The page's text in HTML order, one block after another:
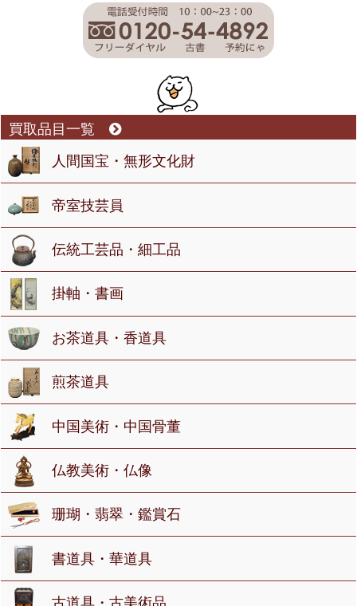
買取品目一覧
人間国宝・無形文化財
帝室技芸員
伝統工芸品・細工品
掛軸・書画
お茶道具・香道具
煎茶道具
中国美術・中国骨董
仏教美術・仏像
珊瑚・翡翠・鑑賞石
書道具・華道具